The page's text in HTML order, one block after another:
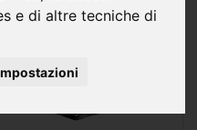
e di altre tecniche di